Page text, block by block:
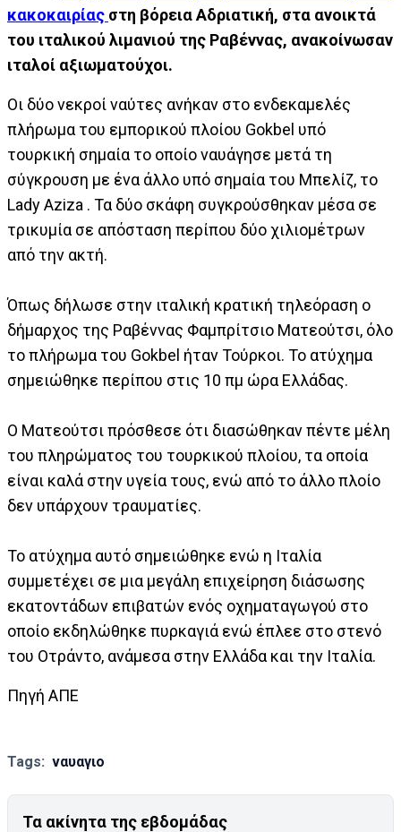
κακοκαιρίας στη βόρεια Αδριατική, στα ανοικτά
του ιταλικού λιμανιού της Ραβέννας, ανακοίνωσαν
ιταλοί αξιωματούχοι.
Οι δύο νεκροί ναύτες ανήκαν στο ενδεκαμελές
πλήρωμα του εμπορικού πλοίου Gokbel υπό
τουρκική σημαία το οποίο ναυάγησε μετά τη
σύγκρουση με ένα άλλο υπό σημαία του Μπελίζ, το
Lady Aziza . Τα δύο σκάφη συγκρούσθηκαν μέσα σε
τρικυμία σε απόσταση περίπου δύο χιλιομέτρων
από την ακτή.
Όπως δήλωσε στην ιταλική κρατική τηλεόραση ο
δήμαρχος της Ραβέννας Φαμπρίτσιο Ματεούτσι, όλο
το πλήρωμα του Gokbel ήταν Τούρκοι. Το ατύχημα
σημειώθηκε περίπου στις 10 πμ ώρα Ελλάδας.
Ο Ματεούτσι πρόσθεσε ότι διασώθηκαν πέντε μέλη
του πληρώματος του τουρκικού πλοίου, τα οποία
είναι καλά στην υγεία τους, ενώ από το άλλο πλοίο
δεν υπάρχουν τραυματίες.
Το ατύχημα αυτό σημειώθηκε ενώ η Ιταλία
συμμετέχει σε μια μεγάλη επιχείρηση διάσωσης
εκατοντάδων επιβατών ενός οχηματαγωγού στο
οποίο εκδηλώθηκε πυρκαγιά ενώ έπλεε στο στενό
του Οτράντο, ανάμεσα στην Ελλάδα και την Ιταλία.
Πηγή ΑΠΕ
Tags: ναυαγιο
Τα ακίνητα της εβδομάδας